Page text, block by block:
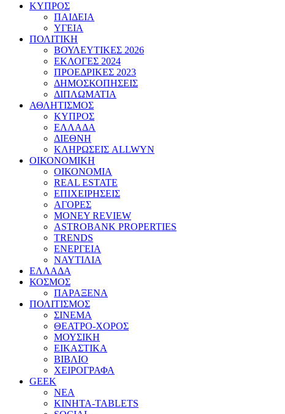
ΚΥΠΡΟΣ
ΠΑΙΔΕΙΑ
ΥΓΕΙΑ
ΠΟΛΙΤΙΚΗ
ΒΟΥΛΕΥΤΙΚΕΣ 2026
ΕΚΛΟΓΕΣ 2024
ΠΡΟΕΔΡΙΚΕΣ 2023
ΔΗΜΟΣΚΟΠΗΣΕΙΣ
ΔΙΠΛΩΜΑΤΙΑ
ΑΘΛΗΤΙΣΜΟΣ
ΚΥΠΡΟΣ
ΕΛΛΑΔΑ
ΔΙΕΘΝΗ
ΚΛΗΡΩΣΕΙΣ ALLWYN
ΟΙΚΟΝΟΜΙΚΗ
ΟΙΚΟΝΟΜΙΑ
REAL ESTATE
ΕΠΙΧΕΙΡΗΣΕΙΣ
ΑΓΟΡΕΣ
MONEY REVIEW
ASTROBANK PROPERTIES
TRENDS
ΕΝΕΡΓΕΙΑ
ΝΑΥΤΙΛΙΑ
ΕΛΛΑΔΑ
ΚΟΣΜΟΣ
ΠΑΡΑΞΕΝΑ
ΠΟΛΙΤΙΣΜΟΣ
ΣΙΝΕΜΑ
ΘΕΑΤΡΟ-ΧΟΡΟΣ
ΜΟΥΣΙΚΗ
ΕΙΚΑΣΤΙΚΑ
ΒΙΒΛΙΟ
ΧΕΙΡΟΓΡΑΦΑ
GEEK
ΝΕΑ
ΚΙΝΗΤΑ-TABLETS